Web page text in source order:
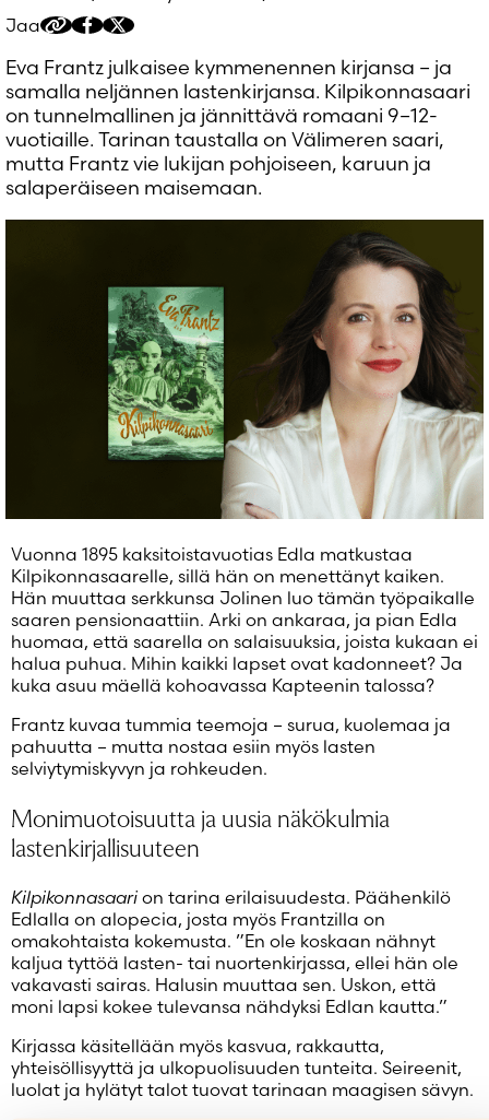
Eikö sinulla ole tiliä?
Luo uusi tili
Jaa
Kopioi
jakolinkki
Jaa
Facebookissa
Jaa
Twitteriin/X:ään
Eva Frantz julkaisee kymmenennen kirjansa – ja
samalla neljännen lastenkirjansa. Kilpikonnasaari
on tunnelmallinen ja jännittävä romaani 9–12-
vuotiaille. Tarinan taustalla on Välimeren saari,
mutta Frantz vie lukijan pohjoiseen, karuun ja
salaperäiseen maisemaan.
Vuonna 1895 kaksitoistavuotias Edla matkustaa
Kilpikonnasaarelle, sillä hän on menettänyt kaiken.
Hän muuttaa serkkunsa Jolinen luo tämän työpaikalle
saaren pensionaattiin. Arki on ankaraa, ja pian Edla
huomaa, että saarella on salaisuuksia, joista kukaan ei
halua puhua. Mihin kaikki lapset ovat kadonneet? Ja
kuka asuu mäellä kohoavassa Kapteenin talossa?
Frantz kuvaa tummia teemoja – surua, kuolemaa ja
pahuutta – mutta nostaa esiin myös lasten
selviytymiskyvyn ja rohkeuden.
Monimuotoisuutta ja uusia näkökulmia
lastenkirjallisuuteen
Kilpikonnasaari on tarina erilaisuudesta. Päähenkilö
Edlalla on alopecia, josta myös Frantzilla on
omakohtaista kokemusta. ”En ole koskaan nähnyt
kaljua tyttöä lasten- tai nuortenkirjassa, ellei hän ole
vakavasti sairas. Halusin muuttaa sen. Uskon, että
moni lapsi kokee tulevansa nähdyksi Edlan kautta.”
Kirjassa käsitellään myös kasvua, rakkautta,
yhteisöllisyyttä ja ulkopuolisuuden tunteita. Seireenit,
luolat ja hylätyt talot tuovat tarinaan maagisen sävyn.